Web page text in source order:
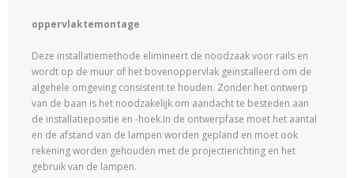
oppervlaktemontage
Deze installatiemethode elimineert de noodzaak voor rails en
wordt op de muur of het bovenoppervlak geïnstalleerd om de
algehele omgeving consistent te houden. Zonder het ontwerp
van de baan is het noodzakelijk om aandacht te besteden aan
de installatiepositie en -hoek.In de ontwerpfase moet het aantal
en de afstand van de lampen worden gepland en moet ook
rekening worden gehouden met de projectierichting en het
gebruik van de lampen.